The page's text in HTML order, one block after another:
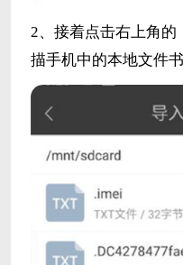
2、接着点击右上角的
描手机中的本地文件书